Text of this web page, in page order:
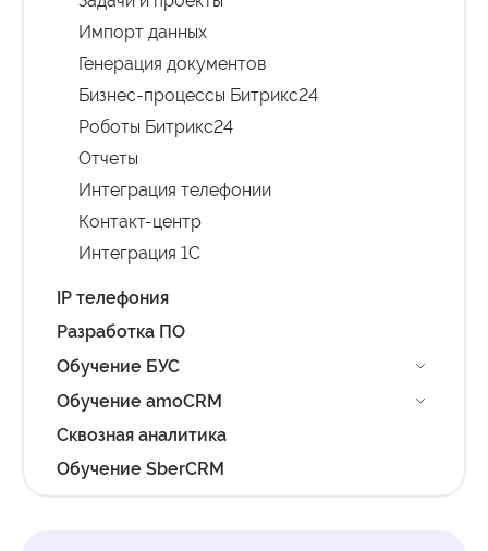
Импорт данных
Генерация документов
Бизнес-процессы Битрикс24
Роботы Битрикс24
Отчеты
Интеграция телефонии
Контакт-центр
Интеграция 1С
IP телефония
Разработка ПО
Обучение БУС
Обучение amoCRM
Сквозная аналитика
Обучение SberCRM